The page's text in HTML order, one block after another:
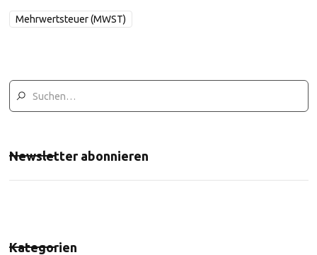
Mehrwertsteuer (MWST)
Newsletter abonnieren
Kategorien